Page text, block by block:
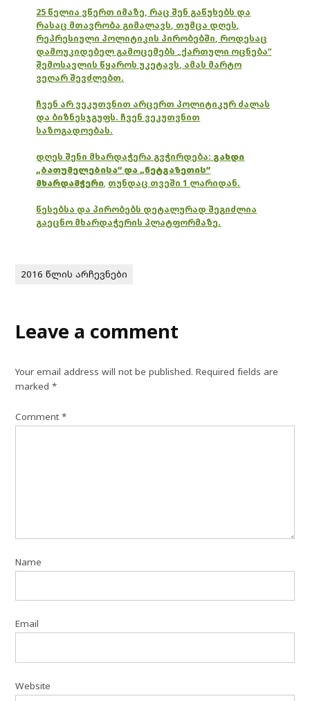
25 წელია ვწერთ იმაზე, რაც შენ გაწუხებს და
რასაც მთავრობა გიმალავს, თუმცა დღეს,
რეპრესიული პოლიტიკის პირობებში, როდესაც
დამოუკიდებელ გამოცემებს „ქართული ოცნება“
შემოსავლის წყაროს უკეტავს, ამას მარტო
ვეღარ შევძლებთ.
ჩვენ არ ვეკუთვნით არცერთ პოლიტიკურ ძალას
და ბიზნესჯგუფს. ჩვენ ვეკუთვნით
საზოგადოებას.
დღეს შენი მხარდაჭერა გვჭირდება: გახდი
„ბათუმელებისა“ და „ნეტგაზეთის“
მხარდამჭერი, თუნდაც თვეში 1 ლარიდან.
წესებსა და პირობებს დეტალურად შეგიძლია
გაეცნო მხარდაჭერის პლატფორმაზე.
2016 წლის არჩევნები
Leave a comment
Your email address will not be published. Required fields are
marked*
Comment*
Name
Email
Website